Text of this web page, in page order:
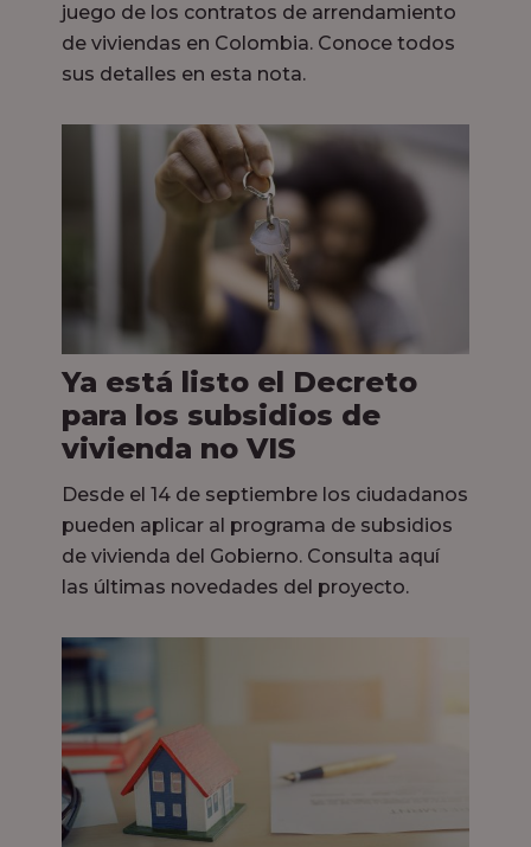
juego de los contratos de arrendamiento
de viviendas en Colombia. Conoce todos
sus detalles en esta nota.
Ya está listo el Decreto
para los subsidios de
vivienda no VIS
Desde el 14 de septiembre los ciudadanos
pueden aplicar al programa de subsidios
de vivienda del Gobierno. Consulta aquí
las últimas novedades del proyecto.